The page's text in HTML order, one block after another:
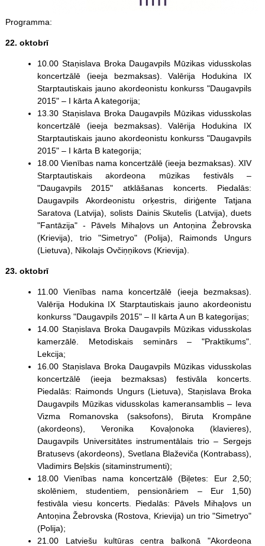
Programma:
22. oktobrī
10.00 Staņislava Broka Daugavpils Mūzikas vidusskolas
koncertzālē (ieeja bezmaksas). Valērija Hodukina IX
Starptautiskais jauno akordeonistu konkurss "Daugavpils
2015" – I kārta A kategorija;
13.30 Staņislava Broka Daugavpils Mūzikas vidusskolas
koncertzālē (ieeja bezmaksas). Valērija Hodukina IX
Starptautiskais jauno akordeonistu konkurss "Daugavpils
2015" – I kārta B kategorija;
18.00 Vienības nama koncertzālē (ieeja bezmaksas). XIV
Starptautiskais akordeona mūzikas festivāls –
"Daugavpils 2015" atklāšanas koncerts. Piedalās:
Daugavpils Akordeonistu orķestris, diriģente Tatjana
Saratova (Latvija), solists Dainis Skutelis (Latvija), duets
"Fantāzija" - Pāvels Mihaļovs un Antoņina Žebrovska
(Krievija), trio "Simetryo" (Polija), Raimonds Ungurs
(Lietuva), Nikolajs Ovčiņņikovs (Krievija).
23. oktobrī
11.00 Vienības nama koncertzālē (ieeja bezmaksas).
Valērija Hodukina IX Starptautiskais jauno akordeonistu
konkurss "Daugavpils 2015" – II kārta A un B kategorijas;
14.00 Staņislava Broka Daugavpils Mūzikas vidusskolas
kamerzālē. Metodiskais seminārs – "Praktikums".
Lekcija;
16.00 Staņislava Broka Daugavpils Mūzikas vidusskolas
koncertzālē (ieeja bezmaksas) festivāla koncerts.
Piedalās: Raimonds Ungurs (Lietuva), Staņislava Broka
Daugavpils Mūzikas vidusskolas kameransamblis – Ieva
Vizma Romanovska (saksofons), Biruta Krompāne
(akordeons), Veronika Kovaļonoka (klavieres),
Daugavpils Universitātes instrumentālais trio – Sergejs
Bratusevs (akordeons), Svetlana Blaževiča (Kontrabass),
Vladimirs Beļskis (sitaminstrumenti);
18.00 Vienības nama koncertzālē (Biļetes: Eur 2,50;
skolēniem, studentiem, pensionāriem – Eur 1,50)
festivāla viesu koncerts. Piedalās: Pāvels Mihaļovs un
Antoņina Žebrovska (Rostova, Krievija) un trio "Simetryo"
(Polija);
21.00 Latviešu kultūras centra balkonā "Akordeona